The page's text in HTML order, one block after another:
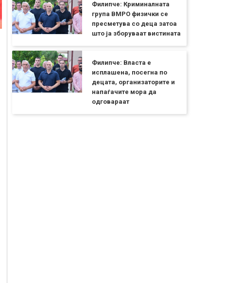
Филипче: Криминалната
група ВМРО физички се
пресметува со деца затоа
што ја зборуваат вистината
Филипче: Власта е
исплашена, посегна по
децата, организаторите и
напаѓачите мора да
одговараат